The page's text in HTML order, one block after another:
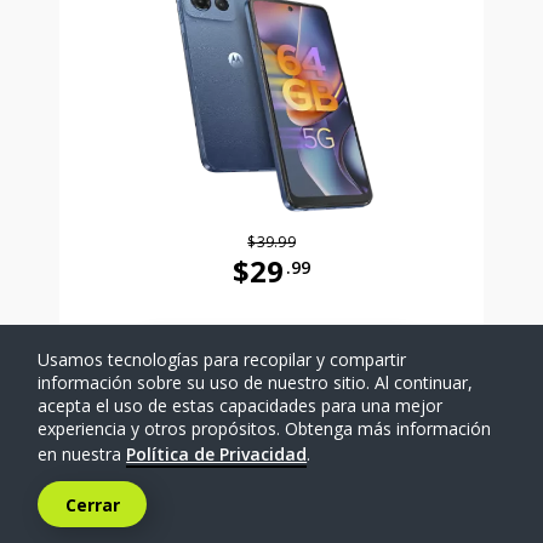
$39.99
$29 .99
SELECCIONAR TELÉFONO
Comparar
Usamos tecnologías para recopilar y compartir
información sobre su uso de nuestro sitio. Al continuar,
acepta el uso de estas capacidades para una mejor
experiencia y otros propósitos. Obtenga más información
en nuestra Política de Privacidad.
Cerrar